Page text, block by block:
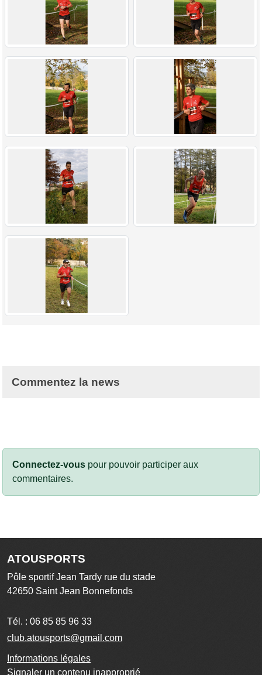
Commentez la news
Connectez-vous pour pouvoir participer aux
commentaires.
ATOUSPORTS
Pôle sportif Jean Tardy rue du stade
42650 Saint Jean Bonnefonds
Tél. : 06 85 85 96 33
club.atousports@gmail.com
Informations légales
Signaler un contenu inapproprié